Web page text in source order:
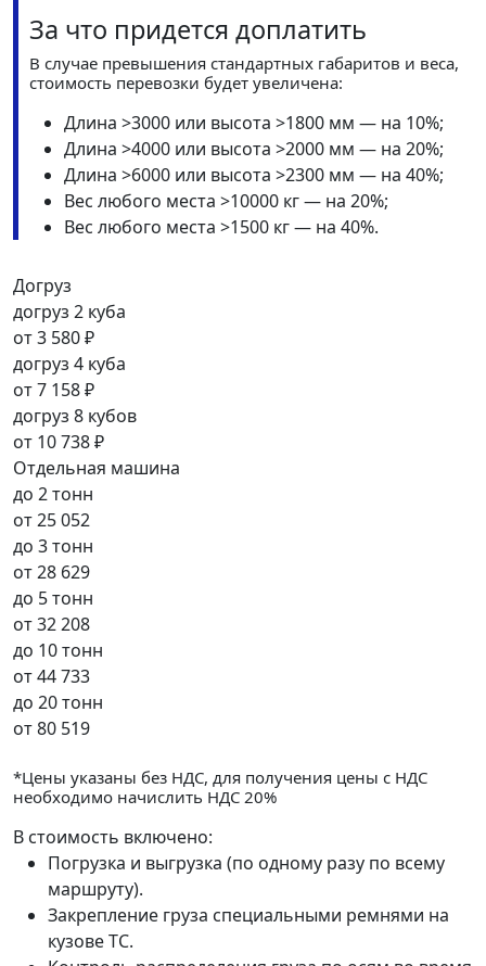
За что придется доплатить
В случае превышения стандартных габаритов и веса,
стоимость перевозки будет увеличена:
Длина >3000 или высота >1800 мм — на 10%;
Длина >4000 или высота >2000 мм — на 20%;
Длина >6000 или высота >2300 мм — на 40%;
Вес любого места >10000 кг — на 20%;
Вес любого места >1500 кг — на 40%.
Догруз
догруз 2 куба
от3 580 ₽
догруз 4 куба
от7 158 ₽
догруз 8 кубов
от 10 738 ₽
Отдельная машина
до 2 тонн
от25 052
до 3 тонн
от28 629
до 5 тонн
от32 208
до 10 тонн
от44 733
до 20 тонн
от80 519
*Цены указаны без НДС, для получения цены с НДС
необходимо начислить НДС 20%
В стоимость включено:
Погрузка и выгрузка (по одному разу по всему
маршруту).
Закрепление груза специальными ремнями на
кузове ТС.